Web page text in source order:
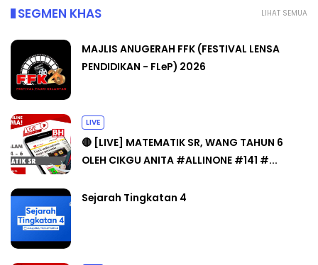
LIHAT SEMUA
SEGMEN KHAS
MAJLIS ANUGERAH FFK (FESTIVAL LENSA
PENDIDIKAN - FLeP) 2026
LIVE
🔴 [LIVE] MATEMATIK SR, WANG TAHUN 6
OLEH CIKGU ANITA #ALLINONE #141 #...
Sejarah Tingkatan 4